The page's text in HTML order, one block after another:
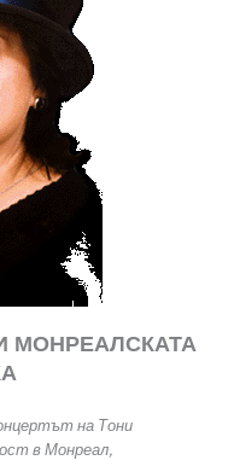
МОНРЕАЛСКАТА
на Тони
в Монреал,